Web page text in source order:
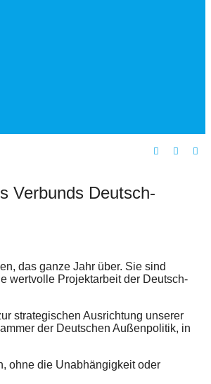
Verbunds Deutsch-
das ganze Jahr über. Sie sind
wertvolle Projektarbeit der Deutsch-
strategischen Ausrichtung unserer
der Deutschen Außenpolitik, in
ohne die Unabhängigkeit oder